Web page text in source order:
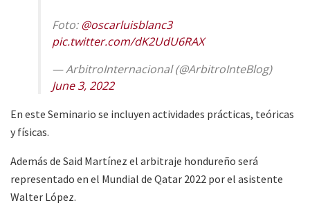
Foto:@oscarluisblanc3
pic.twitter.com/dK2UdU6RAX
— ArbitroInternacional (@ArbitroInteBlog)
June 3, 2022
En este Seminario se incluyen actividades prácticas, teóricas
y físicas.
Además de Said Martínez el arbitraje hondureño será
representado en el Mundial de Qatar 2022 por el asistente
Walter López.